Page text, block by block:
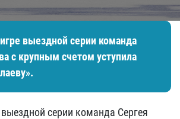
выездной серии команда
с крупным счетом уступила
выездной серии команда Сергея